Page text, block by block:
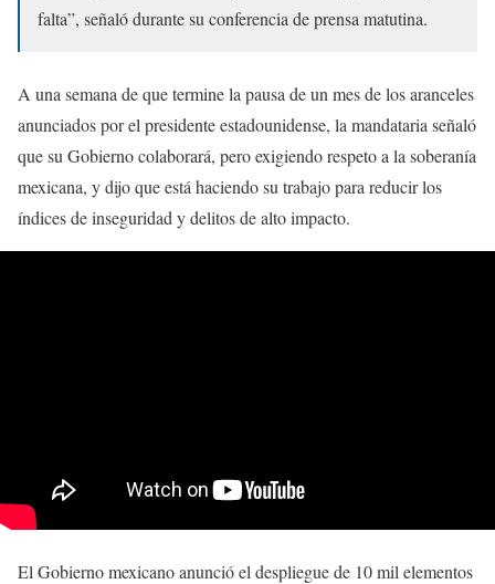
falta”, señaló durante su conferencia de prensa matutina.
A una semana de que termine la pausa de un mes de los aranceles
anunciados por el presidente estadounidense, la mandataria señaló
que su Gobierno colaborará, pero exigiendo respeto a la soberanía
mexicana, y dijo que está haciendo su trabajo para reducir los
índices de inseguridad y delitos de alto impacto.
El Gobierno mexicano anunció el despliegue de 10 mil elementos